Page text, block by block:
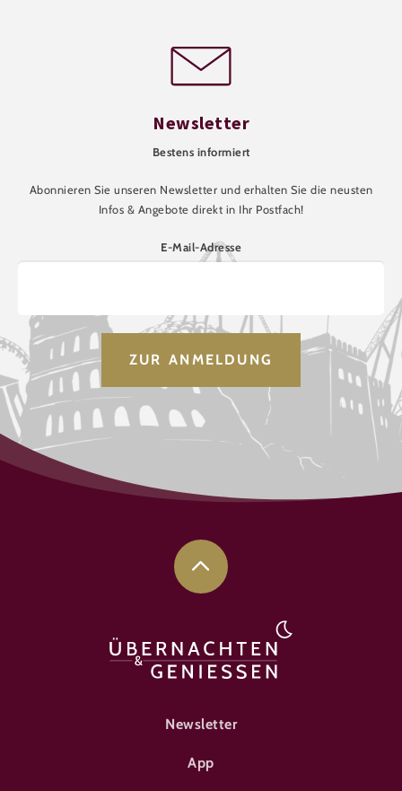
Newsletter
Bestens informiert
Abonnieren Sie unseren Newsletter und erhalten Sie die neusten
Infos & Angebote direkt in Ihr Postfach!
E-Mail-Adresse
FOOTER-ÜBERNACHTEN
Newsletter
App